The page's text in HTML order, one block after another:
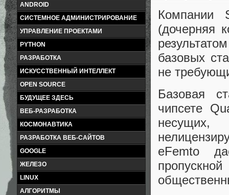
ANDROID
СИСТЕМНОЕ АДМИНИСТРИРОВАНИЕ
УПРАВЛЕНИЕ ПРОЕКТАМИ
PYTHON
РАЗРАБОТКА
ИСКУССТВЕННЫЙ ИНТЕЛЛЕКТ
OPEN SOURCE
БУДУЩЕЕ ЗДЕСЬ
ВЕБ-РАЗРАБОТКА
КОСМОНАВТИКА
РАЗРАБОТКА ВЕБ-САЙТОВ
GOOGLE
ЖЕЛЕЗО
LINUX
АЛГОРИТМЫ
Компании
(дочерняя
базовых
не
Базовая
чипсете
eFemto